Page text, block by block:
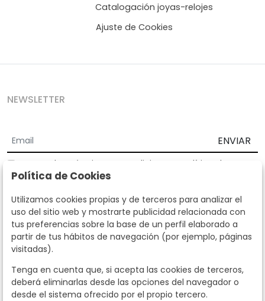
Catalogación joyas-relojes
Ajuste de Cookies
NEWSLETTER
ENVIAR
Acepto los Términos y Condiciones
Política de
privacidad
Según la LOPD y disposiciones de desarrollo, informamos que sus
datos personales serán tratados por parte de Subastas Segre con la
finalidad de gestionar la relación comercial. Puede ejercitar los
derechos de acceso, rectificación, cancelación, oposición y demás
derechos en los términos establecidos en la normativa vigente
dirigiéndote a nosotros. Asimismo, nos puede solicitar el envío de
llamando al teléfono 915159584 o enviando un e-mail a
info@subastassegre.es
Este sitio está protegido por reCAPTCHA y se aplican la
Política de Cookies
Utilizamos cookies propias y de terceros para analizar el
uso del sitio web y mostrarte publicidad relacionada con
tus preferencias sobre la base de un perfil elaborado a
partir de tus hábitos de navegación (por ejemplo, páginas
visitadas).
Tenga en cuenta que, si acepta las cookies de terceros,
deberá eliminarlas desde las opciones del navegador o
desde el sistema ofrecido por el propio tercero.